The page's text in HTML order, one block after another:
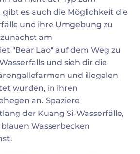
es auch die Möglichkeit die
und ihre Umgebung zu
am
"Bear Lao" auf dem Weg zu
und sieh dir die
und illegalen
wurden, in ihren
an. Spaziere
der Kuang Si-Wasserfälle,
Wasserbecken